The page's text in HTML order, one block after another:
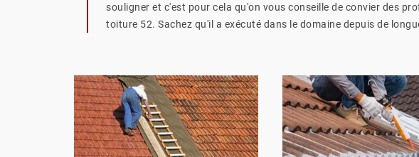
souligner et c'est pour cela qu'on vous conseille de convier des
toiture 52. Sachez qu'il a exécuté dans le domaine depuis de